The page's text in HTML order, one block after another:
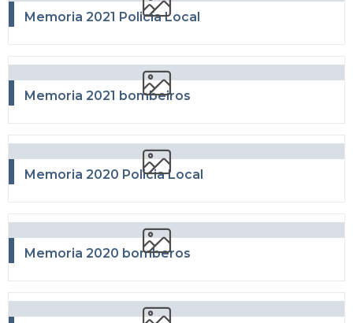
Memoria 2021 Policía Local
Memoria 2021 bombeiros
Memoria 2020 Policia Local
Memoria 2020 bomberos